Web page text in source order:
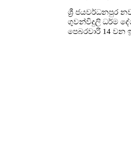
ශ්‍රී ජයවර්ධනපුර
ගුවන්විදුලි ධර්ම
පෙබරවාරි 14 වන